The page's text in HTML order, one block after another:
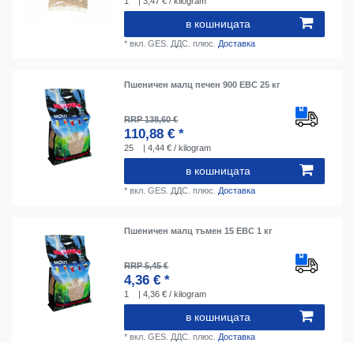
в кошницата
*вкл. GES. ДДС. плюс. Доставка
Пшеничен малц печен 900 EBC 25 кг
RRP 138,60 €
110,88 € *
25 | 4,44 € / kilogram
в кошницата
*вкл. GES. ДДС. плюс. Доставка
Пшеничен малц тъмен 15 EBC 1 кг
RRP 5,45 €
4,36 € *
1 | 4,36 € / kilogram
в кошницата
*вкл. GES. ДДС. плюс. Доставка